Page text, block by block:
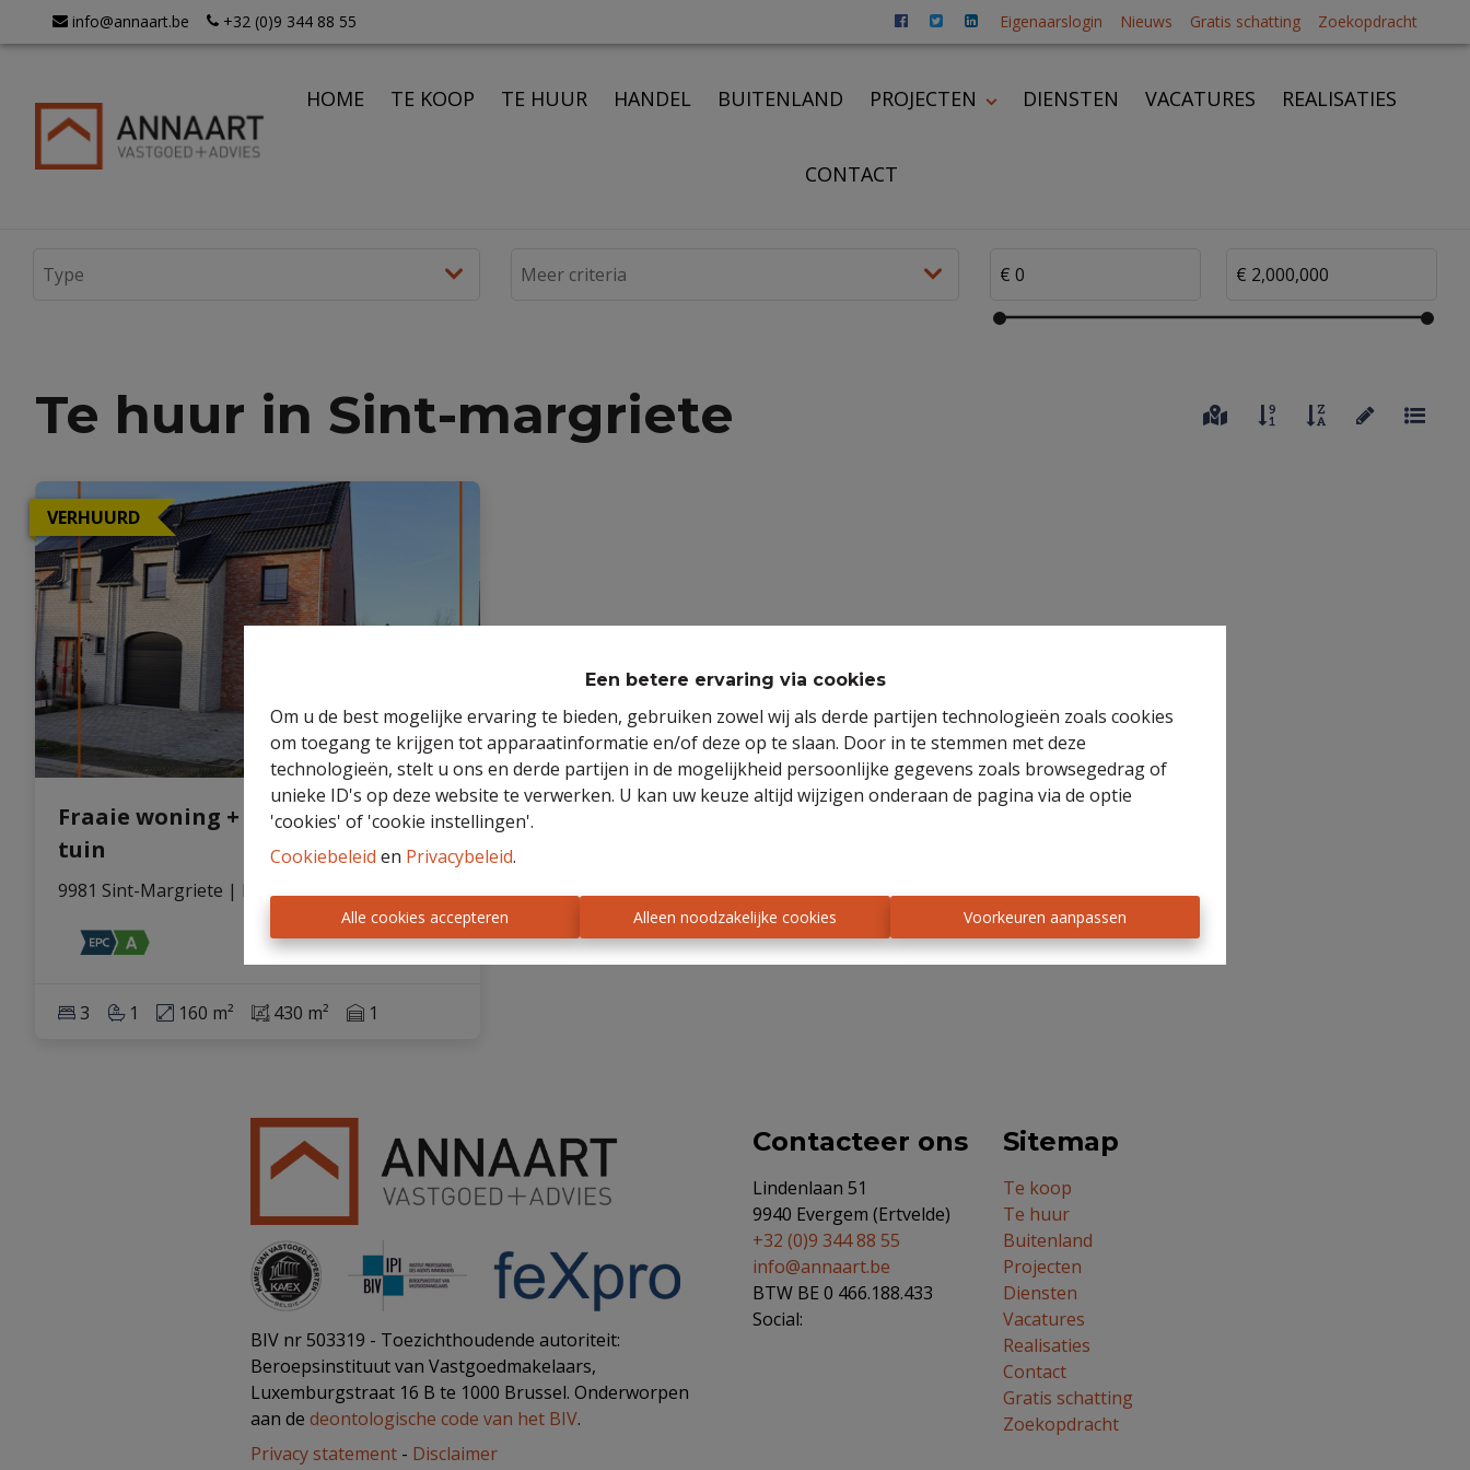
Een betere ervaring via cookies
Om u de best mogelijke ervaring te bieden, gebruiken zowel wij als derde partijen technologieën zoals cookies
om toegang te krijgen tot apparaatinformatie en/of deze op te slaan. Door in te stemmen met deze
technologieën, stelt u ons en derde partijen in de mogelijkheid persoonlijke gegevens zoals browsegedrag of
unieke ID's op deze website te verwerken. U kan uw keuze altijd wijzigen onderaan de pagina via de optie
'cookies' of 'cookie instellingen'.
Cookiebeleid en Privacybeleid.
Alle cookies accepteren Alleen noodzakelijke cookies Voorkeuren aanpassen
info@annaart.be +32 (0)9 344 88 55 Eigenaarslogin Nieuws Gratis schatting Zoekopdracht
HOME TE KOOP TE HUUR HANDEL BUITENLAND PROJECTEN DIENSTEN VACATURES REALISATIES
CONTACT
Eigenaarslogin Nieuws Gratis Zoekopdracht
Te huur in Sint-margriete
VERHUURD
Fraaie woning + kindvriendelijke
tuin
9981 Sint-Margriete | Ref : 25/ING/TH/783
3 1 160 m² 430 m² 1
BIV nr 503319 - Toezichthoudende autoriteit:
Beroepsinstituut van Vastgoedmakelaars,
Luxemburgstraat 16 B te 1000 Brussel. Onderworpen
aan dedeontologische code van het BIV.
Privacy statement - Disclaimer
Contacteer ons
Lindenlaan 51
9940 Evergem (Ertvelde)
+32 (0)9 344 88 55
info@annaart.be
BTW BE 0 466.188.433
Social:
Sitemap
Te koop
Te huur
Buitenland
Projecten
Diensten
Vacatures
Realisaties
Contact
Gratis schatting
Zoekopdracht